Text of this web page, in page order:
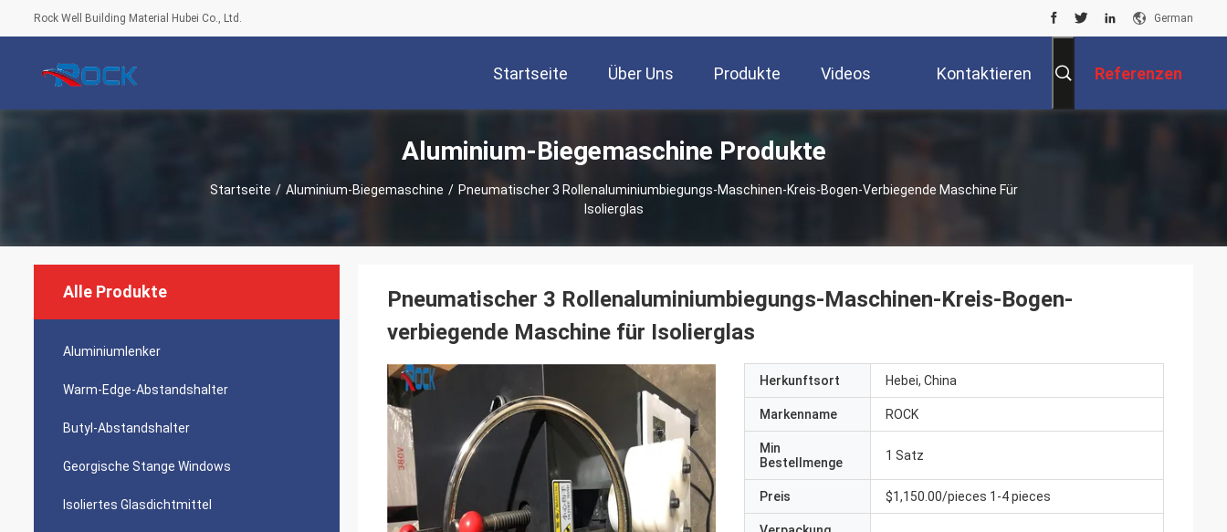
Rock Well Building Material Hubei Co., Ltd. German
Startseite Über Uns Produkte Videos Kontaktieren Referenzen
Aluminium-Biegemaschine Produkte
Startseite / Aluminium-Biegemaschine / Pneumatischer 3 Rollenaluminiumbiegungs-Maschinen-Kreis-Bogen-Verbiegende Maschine Für
Isolierglas
Alle Produkte
Aluminiumlenker
Warm-Edge-Abstandshalter
Butyl-Abstandshalter
Georgische Stange Windows
Isoliertes Glasdichtmittel
Pneumatischer 3 Rollenaluminiumbiegungs-Maschinen-Kreis-Bogen-
verbiegende Maschine für Isolierglas
Herkunftsort Hebei, China
Markenname ROCK
Min
Bestellmenge
1 Satz
Preis $1,150.00/pieces 1-4 pieces